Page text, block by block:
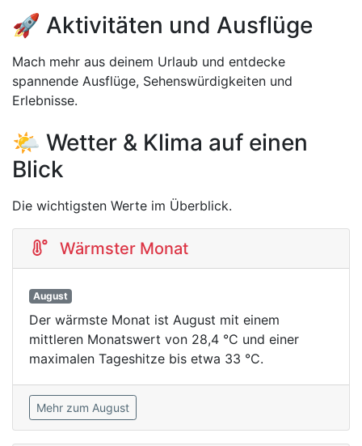
🚀 Aktivitäten und Ausflüge
Mach mehr aus deinem Urlaub und entdecke
spannende Ausflüge, Sehenswürdigkeiten und
Erlebnisse.
🌤️ Wetter & Klima auf einen
Blick
Die wichtigsten Werte im Überblick.
Wärmster Monat
August
Der wärmste Monat ist August mit einem
mittleren Monatswert von 28,4 °C und einer
maximalen Tageshitze bis etwa 33 °C.
Mehr zum August